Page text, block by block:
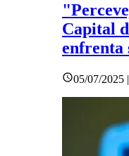
Capital
enfrenta
05/07/2025